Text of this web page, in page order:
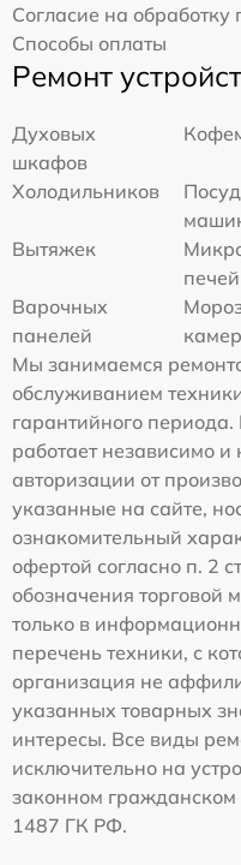
Согласие на
Способы оплаты
Ремонт
Духовых
шкафов
Холодильников
Вытяжек
печей
Варочных
панелей
камер
Мы занимаемся
обслуживанием
гарантийного
работает независимо
авторизации от
указанные на сайте,
ознакомительный
офертой согласно п. 2
обозначения торговой
только в
перечень техники, с
организация не
указанных товарных
интересы. Все виды
исключительно на
законном гражданском
1487 ГК РФ.